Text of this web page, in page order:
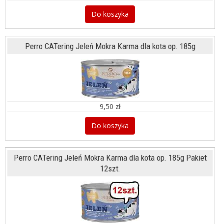
Do koszyka
Perro CATering Jeleń Mokra Karma dla kota op. 185g
9,50 zł
Do koszyka
Perro CATering Jeleń Mokra Karma dla kota op. 185g Pakiet
12szt.